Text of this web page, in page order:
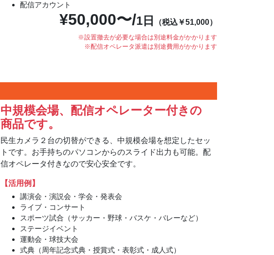
配信アカウント
¥50,000〜/1日 （税込￥51,000）
※設置撤去が必要な場合は別途料金がかかります
※配信オペレータ派遣は別途費用がかかります
中規模会場、配信オペレーター付きの
商品です。
民生カメラ２台の切替ができる、中規模会場を想定したセッ
トです。お手持ちのパソコンからのスライド出力も可能。配
信オペレータ付きなので安心安全です。
【活用例】
講演会・演説会・学会・発表会
ライブ・コンサート
スポーツ試合（サッカー・野球・バスケ・バレーなど）
ステージイベント
運動会・球技大会
式典（周年記念式典・授賞式・表彰式・成人式）